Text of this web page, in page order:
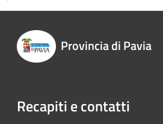
Provincia di Pavia
Recapiti e contatti